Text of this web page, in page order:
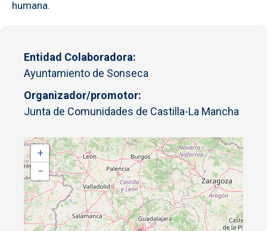
humana.
Entidad Colaboradora
Ayuntamiento de Sonseca
Organizador/promotor
Junta de Comunidades de Castilla-La Mancha
+
−